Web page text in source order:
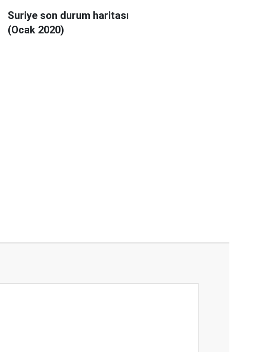
Suriye son durum haritası
(Ocak 2020)